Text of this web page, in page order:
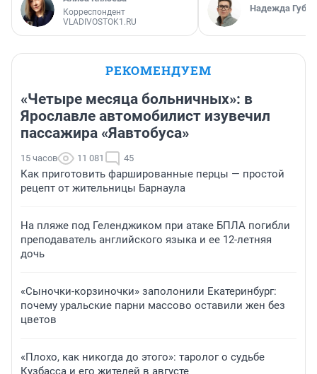
Корреспондент
VLADIVOSTOK1.RU
Надежда
РЕКОМЕНДУЕМ
«Четыре месяца больничных»: в
Ярославле автомобилист изувечил
пассажира «Яавтобуса»
15 часов 11 081 45
Как приготовить фаршированные перцы — простой
рецепт от жительницы Барнаула
На пляже под Геленджиком при атаке БПЛА погибли
преподаватель английского языка и ее 12-летняя
дочь
«Сыночки-корзиночки» заполонили Екатеринбург:
почему уральские парни массово оставили жен без
цветов
«Плохо, как никогда до этого»: таролог о судьбе
Кузбасса и его жителей в августе